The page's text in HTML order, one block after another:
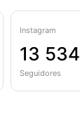
Instagram
13 534
Seguidores